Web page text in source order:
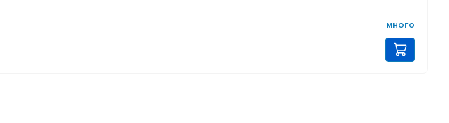
много